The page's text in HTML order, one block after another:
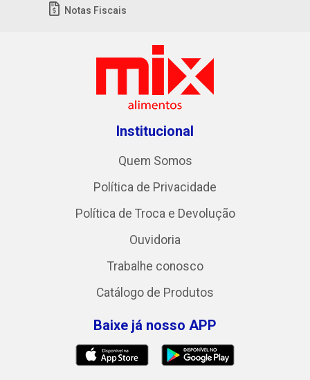
Notas Fiscais
Institucional
Quem Somos
Política de Privacidade
Política de Troca e Devolução
Ouvidoria
Trabalhe conosco
Catálogo de Produtos
Baixe já nosso APP